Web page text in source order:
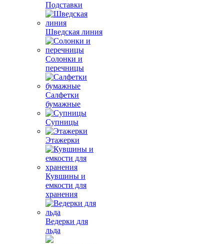
Подставки
Шведская линия
Солонки и
перечницы
Салфетки
бумажные
Супницы
Этажерки
Кувшины и
емкости для
хранения
Ведерки для
льда